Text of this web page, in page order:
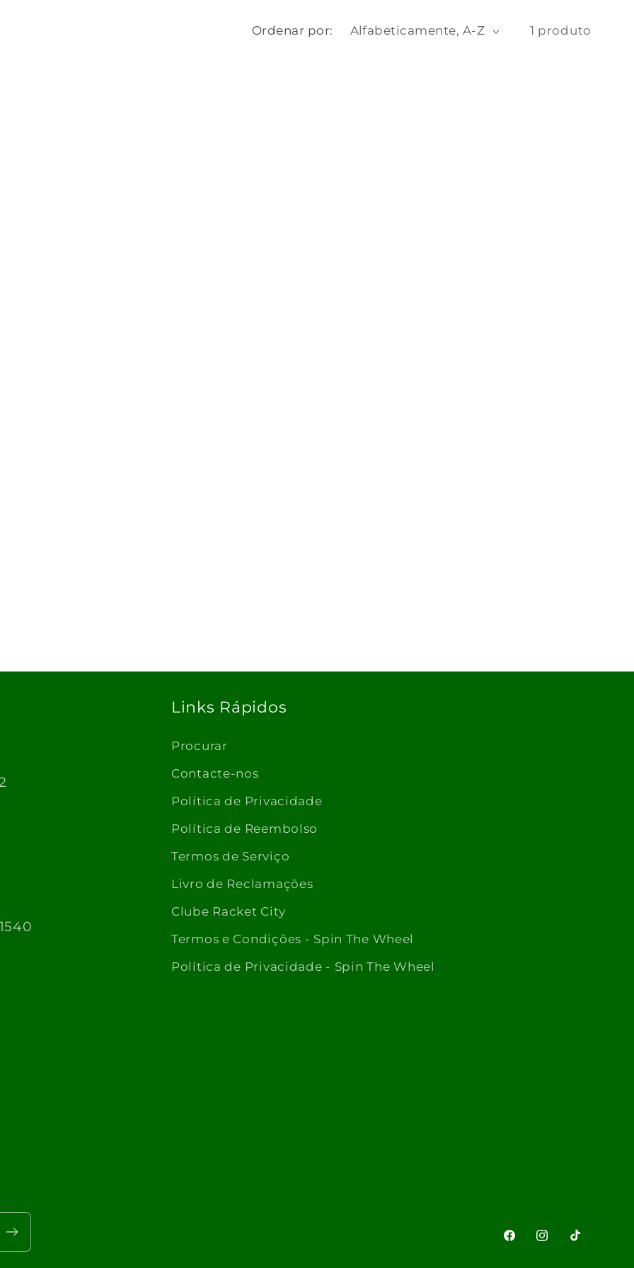
Ordenar por: 1 produto
Links Rápidos
Procurar
Contacte-nos
Política de Privacidade
Política de Reembolso
Termos de Serviço
Livro de Reclamações
Clube Racket City
Termos e Condições - Spin The Wheel
Política de Privacidade - Spin The Wheel
FacebookInstagram
TikTok